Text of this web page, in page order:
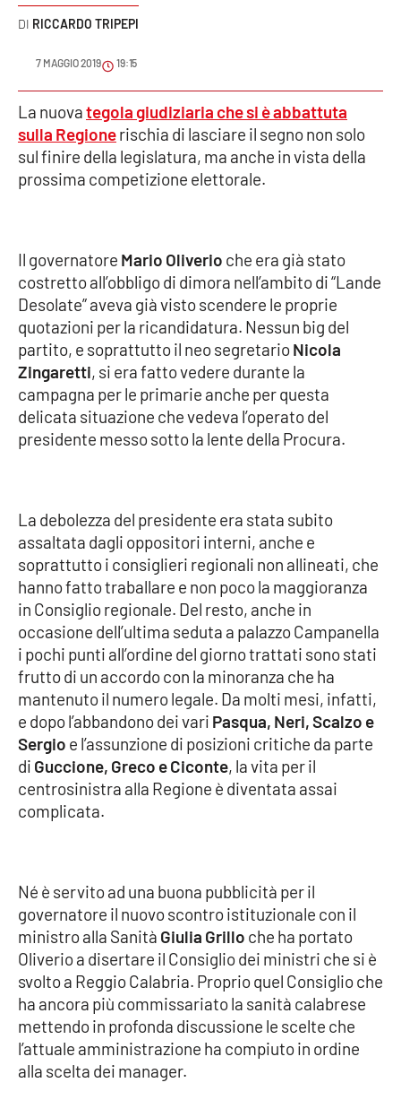
Meteo
Editoriali
Cronaca
Cultura
Economia e Lavoro
Politica
Società
Sport
RUBRICHE
Good Morning Vietnam
Parchi Marini Calabria
Leggendo Alvaro insieme
Imprese Di Calabria
Venti di comunicazione
STREAMING
LaC TV
LaC Network
RICCARDO TRIPEPI
7 MAGGIO 2019 19:15
La nuovategola giudiziaria che si è abbattuta
sulla Regionerischia di lasciare il segno non solo
sul finire della legislatura, ma anche in vista della
prossima competizione elettorale.
Il governatore Mario Oliverio che era già stato
costretto all’obbligo di dimora nell’ambito di “Lande
Desolate” aveva già visto scendere le proprie
quotazioni per la ricandidatura. Nessun big del
partito, e soprattutto il neo segretarioNicola
Zingaretti, si era fatto vedere durante la
campagna per le primarie anche per questa
delicata situazione che vedeva l’operato del
presidente messo sotto la lente della Procura.
La debolezza del presidente era stata subito
assaltata dagli oppositori interni, anche e
soprattutto i consiglieri regionali non allineati, che
hanno fatto traballare e non poco la maggioranza
in Consiglio regionale. Del resto, anche in
occasione dell’ultima seduta a palazzo Campanella
i pochi punti all’ordine del giorno trattati sono stati
frutto di un accordo con la minoranza che ha
mantenuto il numero legale. Da molti mesi, infatti,
e dopo l’abbandono dei vari Pasqua, Neri, Scalzo e
Sergio e l’assunzione di posizioni critiche da parte
di Guccione, Greco e Ciconte, la vita per il
centrosinistra alla Regione è diventata assai
complicata.
Né è servito ad una buona pubblicità per il
governatore il nuovo scontro istituzionale con il
ministro alla Sanità Giulia Grillo che ha portato
Oliverio a disertare il Consiglio dei ministri che si è
svolto a Reggio Calabria. Proprio quel Consiglio che
ha ancora più commissariato la sanità calabrese
mettendo in profonda discussione le scelte che
l’attuale amministrazione ha compiuto in ordine
alla scelta dei manager.